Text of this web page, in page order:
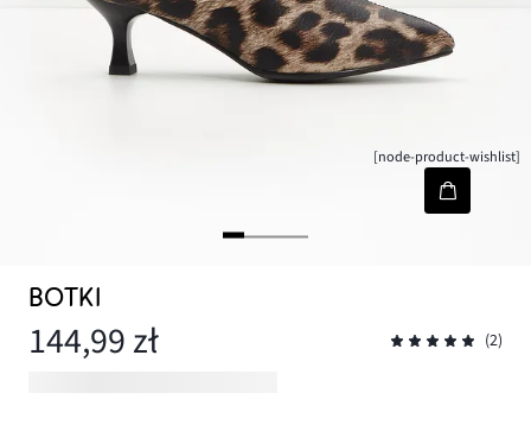
[node-product-wishlist]
BOTKI
144,99 zł (2)